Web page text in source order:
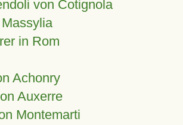
von Cotignola
in Rom
Achonry
Auxerre
Montemarti